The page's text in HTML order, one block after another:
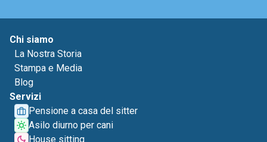
Chi siamo
La Nostra Storia
Stampa e Media
Blog
Servizi
Pensione a casa del sitter
Asilo diurno per cani
House sitting